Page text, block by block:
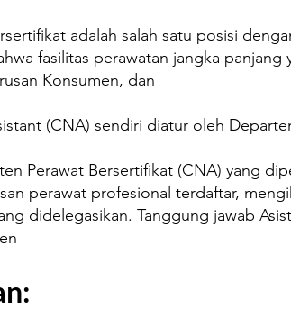
adalah salah satu posisi
fasilitas perawatan jangka
Konsumen, dan
(CNA) sendiri diatur oleh
Perawat Bersertifikat (CNA) yang
perawat profesional terdaftar,
didelegasikan. Tanggung jawab